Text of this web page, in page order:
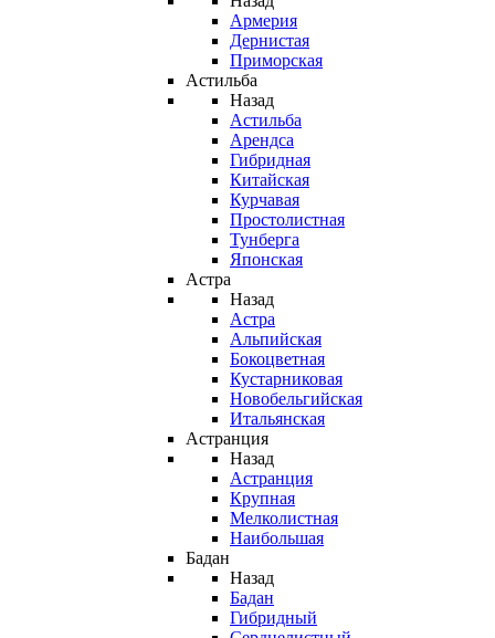
Армерия
Дернистая
Приморская
Астильба
Назад
Астильба
Арендса
Гибридная
Китайская
Курчавая
Простолистная
Тунберга
Японская
Астра
Назад
Астра
Альпийская
Бокоцветная
Кустарниковая
Новобельгийская
Итальянская
Астранция
Назад
Астранция
Крупная
Мелколистная
Наибольшая
Бадан
Назад
Бадан
Гибридный